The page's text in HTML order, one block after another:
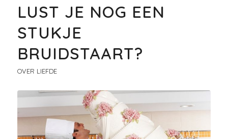
LUST JE NOG EEN
STUKJE
BRUIDSTAART?
OVER LIEFDE